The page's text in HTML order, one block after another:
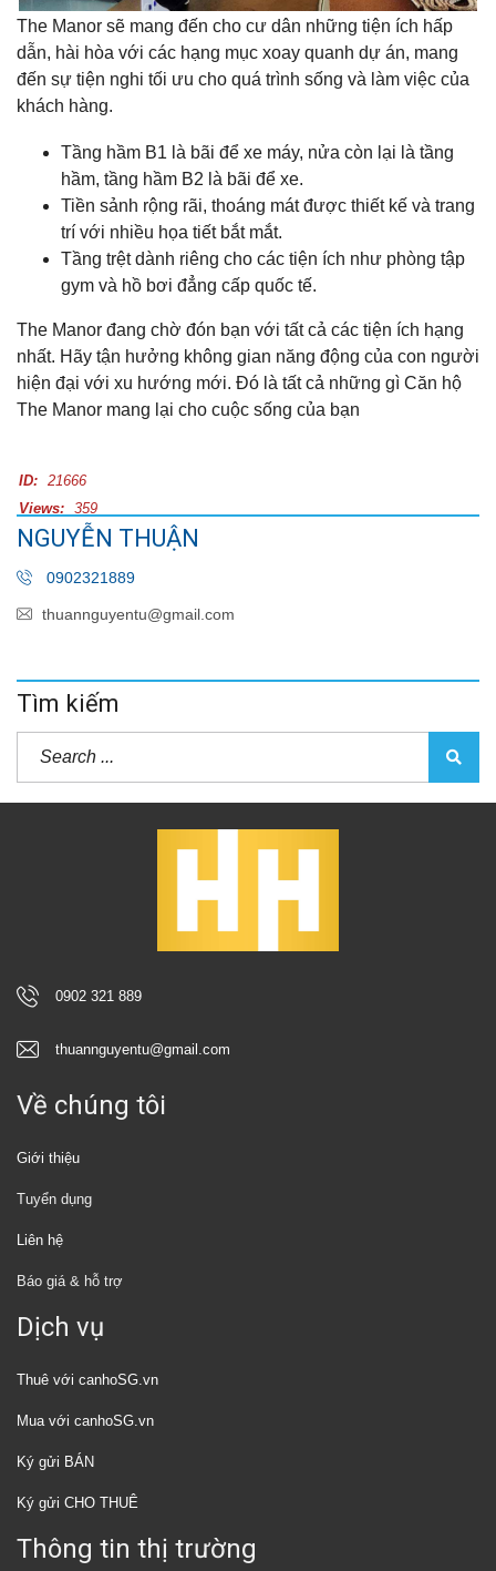
The Manor sẽ mang đến cho cư dân những tiện ích hấp
dẫn, hài hòa với các hạng mục xoay quanh dự án, mang
đến sự tiện nghi tối ưu cho quá trình sống và làm việc của
khách hàng.
Tầng hầm B1 là bãi để xe máy, nửa còn lại là tầng
hầm, tầng hầm B2 là bãi để xe.
Tiền sảnh rộng rãi, thoáng mát được thiết kế và trang
trí với nhiều họa tiết bắt mắt.
Tầng trệt dành riêng cho các tiện ích như phòng tập
gym và hồ bơi đẳng cấp quốc tế.
The Manor đang chờ đón bạn với tất cả các tiện ích hạng
nhất. Hãy tận hưởng không gian năng động của con người
hiện đại với xu hướng mới. Đó là tất cả những gì Căn hộ
The Manor mang lại cho cuộc sống của bạn
ID: 21666
Views: 359
NGUYỄN THUẬN
0902321889
thuannguyentu@gmail.com
Tìm kiếm
0902 321 889
thuannguyentu@gmail.com
Về chúng tôi
Giới thiệu
Tuyển dụng
Liên hệ
Báo giá & hỗ trợ
Dịch vụ
Thuê với canhoSG.vn
Mua với canhoSG.vn
Ký gửi BÁN
Ký gửi CHO THUÊ
Thông tin thị trường